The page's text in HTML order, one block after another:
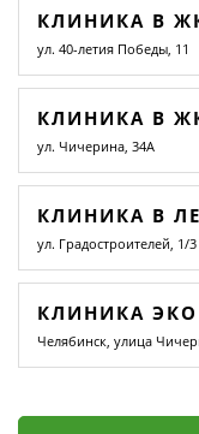
КЛИНИКА В
ул. 40-летия Победы, 11
КЛИНИКА В
ул. Чичерина, 34А
КЛИНИКА В
ул. Градостроителей, 1/3
КЛИНИКА ЭКО
Челябинск, улица